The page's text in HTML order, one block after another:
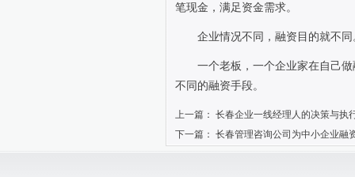
笔现金，满足资金需求。
企业情况不同，融资目的就不
一个老板，一个企业家在自己
不同的融资手段。
上一篇： 长春企业一线经理人的决策与执
下一篇： 长春管理咨询公司为中小企业融